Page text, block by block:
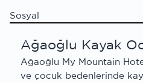
Sosyal
Ağaoğlu Kayak
Ağaoğlu My Mountain
ve çocuk bedenlerinde